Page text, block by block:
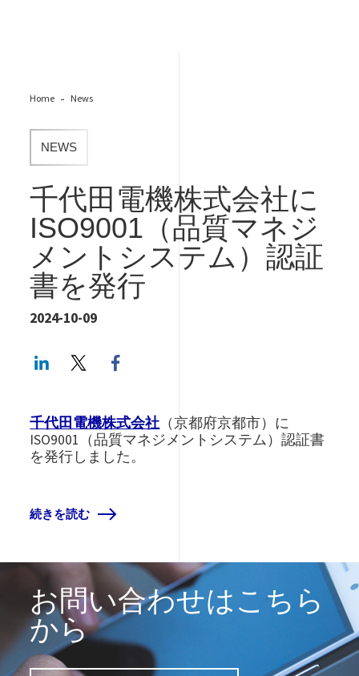
Home News
NEWS
千代田電機株式会社に
ISO9001（品質マネジ
メントシステム）認証
書を発行
2024-10-09
LinkedInTwitter
千代田電機株式会社 （京都府京都市）に
ISO9001（品質マネジメントシステム）認証書
を発行しました。
続きを読む
お問い合わせはこちら
から